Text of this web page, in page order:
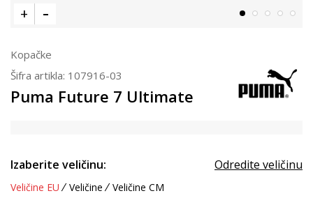
Kopačke
Šifra artikla: 107916-03
Puma Future 7 Ultimate
Izaberite veličinu: Odredite veličinu
Veličine EU Veličine Veličine CM